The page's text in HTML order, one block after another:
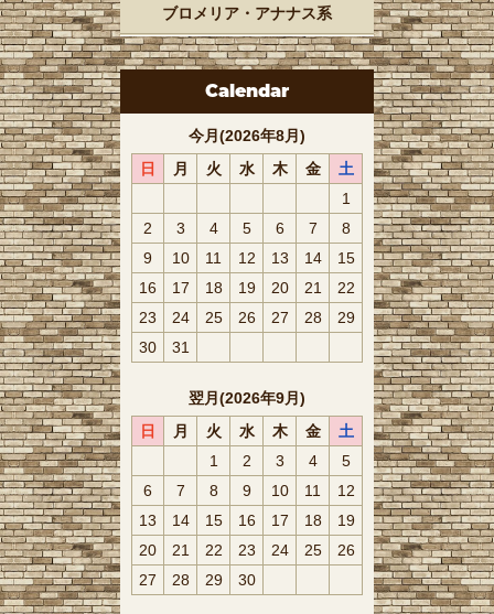
ブロメリア・アナナス系
Calendar
今月(2026年8月)
日
月 火 水 木 金
土
1
2
3 4 5 6 7
8
9
10 11 12 13 14
15
16
17 18 19 20 21
22
23
24 25 26 27 28
29
30
31
翌月(2026年9月)
日
月 火 水 木 金
土
1
2 3 4
5
6
7 8 9 10 11
12
13
14 15 16 17 18
19
20
21 22 23 24 25
26
27
28 29 30